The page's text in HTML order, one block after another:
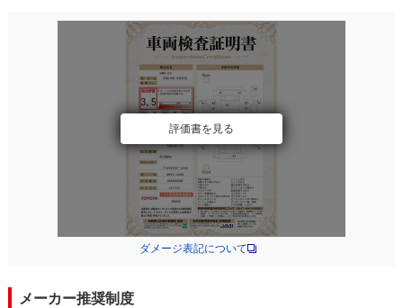
評価書を見る
ダメージ表記について
メーカー推奨制度